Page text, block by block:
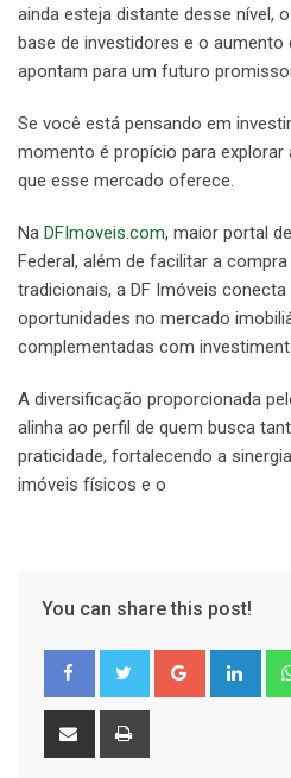
ainda esteja distante desse nível,
base de investidores e o
apontam para um futuro
Se você está pensando em
momento é propício para explorar
que esse mercado oferece.
Na DFImoveis.com, maior portal
Federal, além de facilitar a
tradicionais, a DF Imóveis
oportunidades no mercado
complementadas com
A diversificação proporcionada
alinha ao perfil de quem busca
praticidade, fortalecendo a
imóveis físicos e o
You can share this post!
Google+
Share